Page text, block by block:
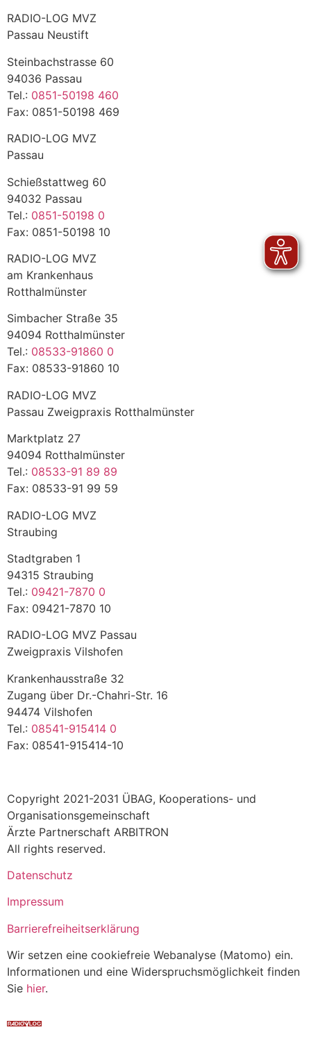
RADIO-LOG MVZ
Passau Neustift
Steinbachstrasse 60
94036 Passau
Tel.: 0851-50198 460
Fax: 0851-50198 469
RADIO-LOG MVZ
Passau
Schießstattweg 60
94032 Passau
Tel.: 0851-50198 0
Fax: 0851-50198 10
RADIO-LOG MVZ
am Krankenhaus
Rotthalmünster
Simbacher Straße 35
94094 Rotthalmünster
Tel.: 08533-91860 0
Fax: 08533-91860 10
RADIO-LOG MVZ
Passau Zweigpraxis Rotthalmünster
Marktplatz 27
94094 Rotthalmünster
Tel.: 08533-91 89 89
Fax: 08533-91 99 59
RADIO-LOG MVZ
Straubing
Stadtgraben 1
94315 Straubing
Tel.: 09421-7870 0
Fax: 09421-7870 10
RADIO-LOG MVZ Passau
Zweigpraxis Vilshofen
Krankenhausstraße 32
Zugang über Dr.-Chahri-Str. 16
94474 Vilshofen
Tel.: 08541-915414 0
Fax: 08541-915414-10
Copyright 2021-2031 ÜBAG, Kooperations- und
Organisationsgemeinschaft
Ärzte Partnerschaft ARBITRON
All rights reserved.
Datenschutz
Impressum
Barrierefreiheitserklärung
Wir setzen eine cookiefreie Webanalyse (Matomo) ein.
Informationen und eine Widerspruchsmöglichkeit finden
Sie hier.